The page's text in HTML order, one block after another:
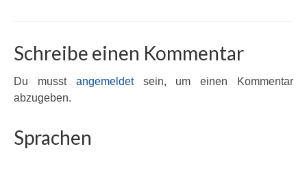
Schreibe einen Kommentar
Du musst angemeldetsein, um einen Kommentar
abzugeben.
Sprachen